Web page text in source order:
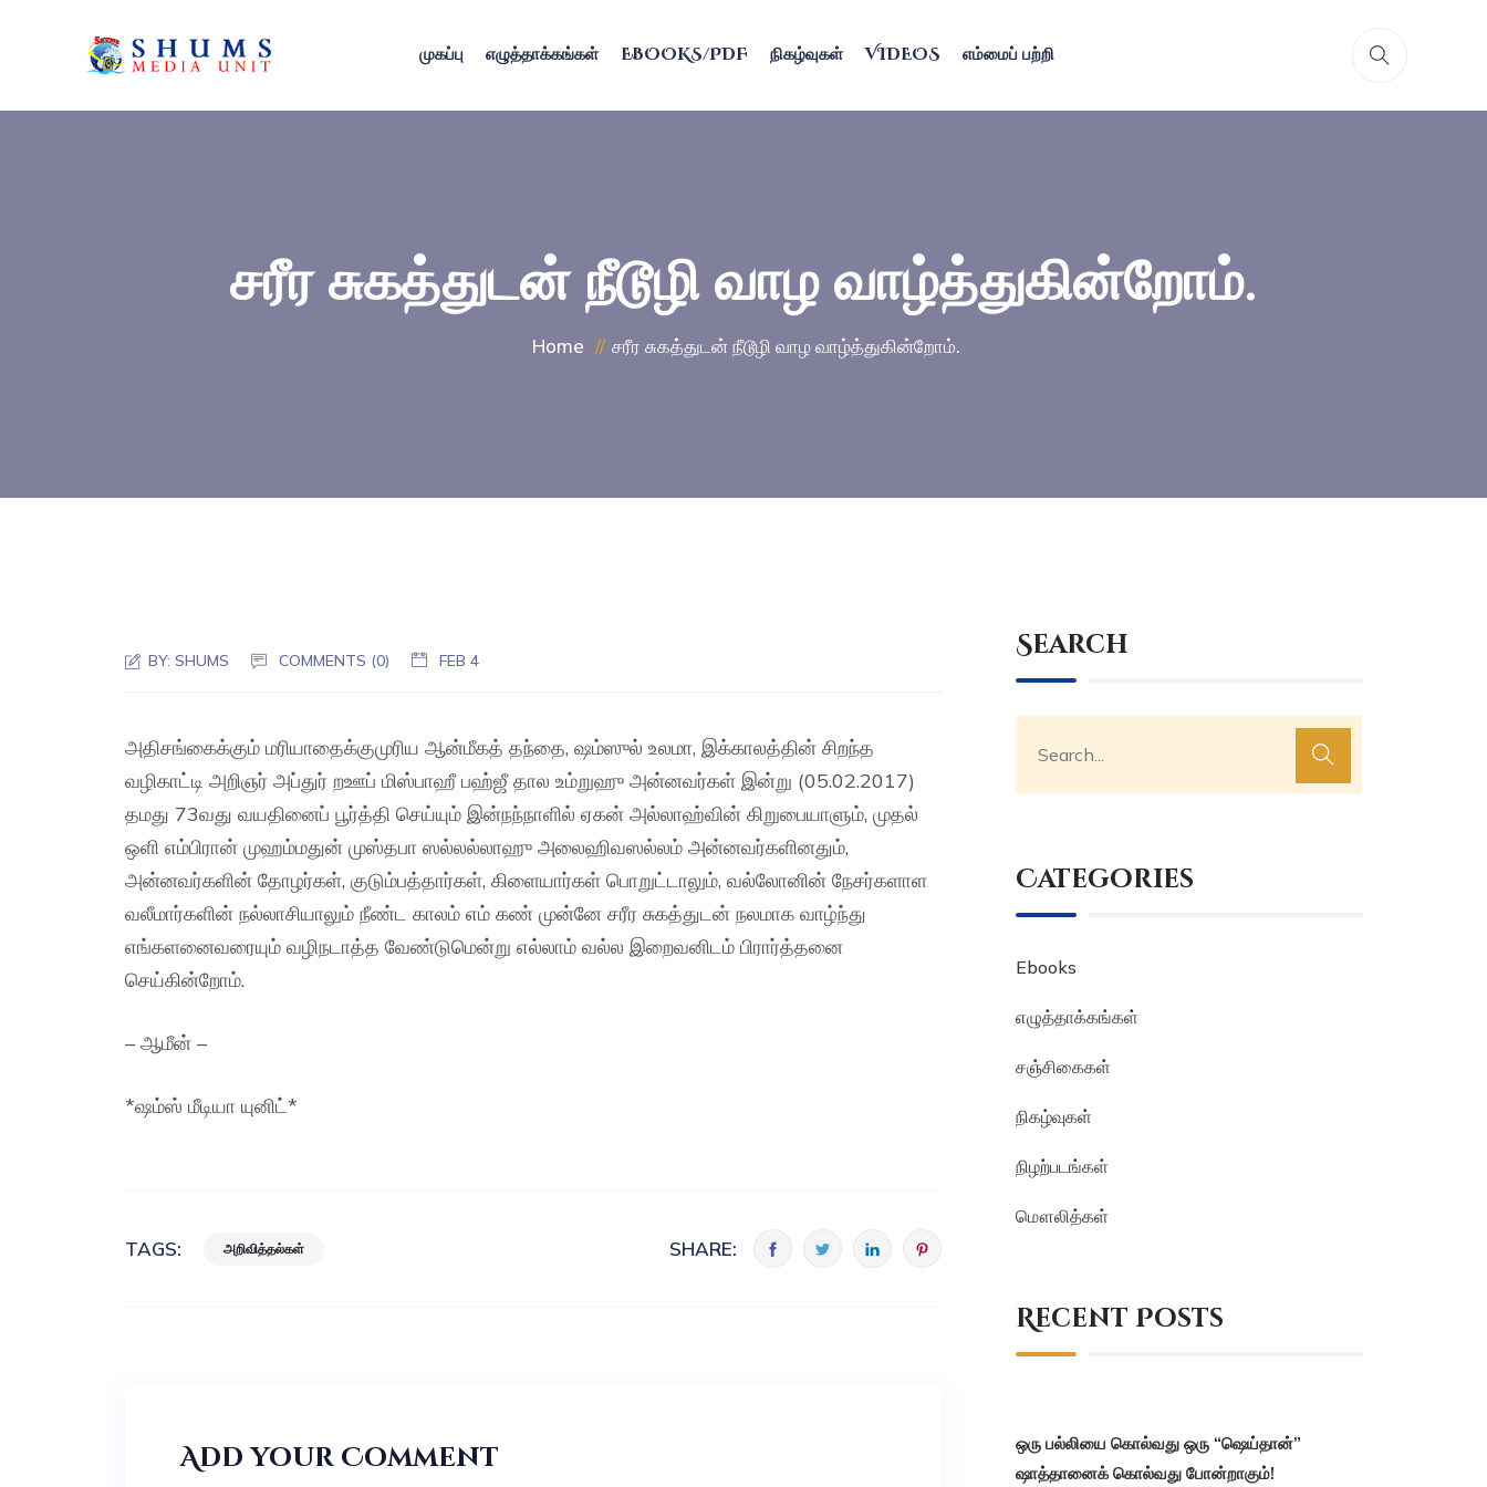
முகப்பு எழுத்தாக்கங்கள் EBOOKS/PDF நிகழ்வுகள் VIDEOS எம்மைப் பற்றி
சரீர சுகத்துடன் நீடூழி வாழ வாழ்த்துகின்றோம்.
Home சரீர சுகத்துடன் நீடூழி வாழ வாழ்த்துகின்றோம்.
BY:SHUMS COMMENTS (0) FEB 4
அதிசங்கைக்கும் மரியாதைக்குமுரிய ஆன்மீகத் தந்தை, ஷம்ஸுல் உலமா, இக்காலத்தின் சிறந்த
வழிகாட்டி அறிஞர் அப்துர் றஊப் மிஸ்பாஹீ பஹ்ஜீ தால உம்றுஹு அன்னவர்கள் இன்று (05.02.2017)
தமது 73வது வயதினைப் பூர்த்தி செய்யும் இன்நந்நாளில் ஏகன் அல்லாஹ்வின் கிறுபையாளும், முதல்
ஒளி எம்பிரான் முஹம்மதுன் முஸ்தபா ஸல்லல்லாஹு அலைஹிவஸல்லம் அன்னவர்களினதும்,
அன்னவர்களின் தோழர்கள், குடும்பத்தார்கள், கிளையார்கள் பொறுட்டாலும், வல்லோனின் நேசர்களாள
வலீமார்களின் நல்லாசியாலும் நீண்ட காலம் எம் கண் முன்னே சரீர சுகத்துடன் நலமாக வாழ்ந்து
எங்களனைவரையும் வழிநடாத்த வேண்டுமென்று எல்லாம் வல்ல இறைவனிடம் பிரார்த்தனை
செய்கின்றோம்.
– ஆமீன் –
*ஷம்ஸ் மீடியா யுனிட்*
TAGS: அறிவித்தல்கள் SHARE:
Add your Comment
Search
Categories
Ebooks
எழுத்தாக்கங்கள்
சஞ்சிகைகள்
நிகழ்வுகள்
நிழற்படங்கள்
மௌலித்கள்
Recent Posts
ஒரு பல்லியை கொல்வது ஒரு “ஷெய்தான்”
ஷாத்தானைக் கொல்வது போன்றாகும்!